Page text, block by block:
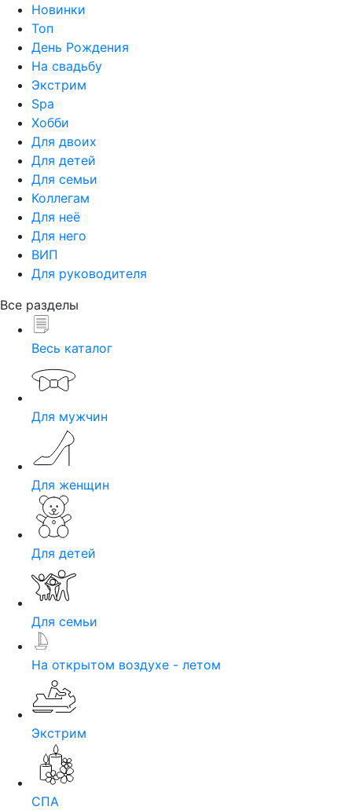
Новинки
Топ
День Рождения
На свадьбу
Экстрим
Spa
Хобби
Для двоих
Для детей
Для семьи
Коллегам
Для неё
Для него
ВИП
Для руководителя
Все разделы
Весь каталог
Для мужчин
Для женщин
Для детей
Для семьи
На открытом воздухе - летом
Экстрим
СПА